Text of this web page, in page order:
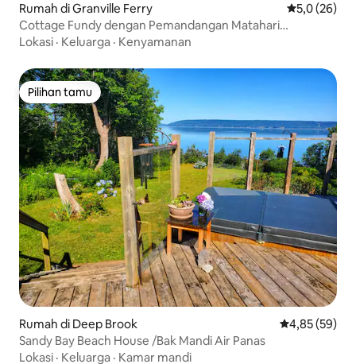
Rumah di Granville Ferry Nilai rata-
5,0 (26)
Cottage Fundy dengan Pemandangan Matahari
Terbenam
Lokasi · Keluarga · Kenyamanan
Pilihan tamu
Pilihan tamu
Rumah di Deep Brook Nilai rata-rata
4,85 (59)
Sandy Bay Beach House /Bak Mandi Air Panas
Lokasi · Keluarga · Kamar mandi